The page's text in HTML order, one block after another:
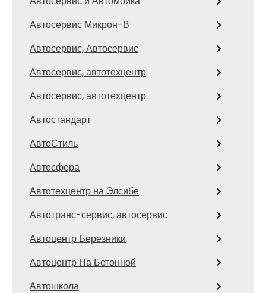
Автосервис Микрон-В
Автосервис, Автосервис
Автосервис, автотехцентр
Автосервис, автотехцентр
Автостандарт
АвтоСтиль
Автосфера
Автотехцентр на Элсибе
Автотранс-сервис, автосервис
Автоцентр Березники
Автоцентр На Бетонной
Автошкола